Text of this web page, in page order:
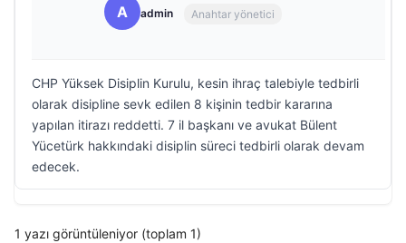
A admin Anahtar yönetici
CHP Yüksek Disiplin Kurulu, kesin ihraç talebiyle tedbirli
olarak disipline sevk edilen 8 kişinin tedbir kararına
yapılan itirazı reddetti. 7 il başkanı ve avukat Bülent
Yücetürk hakkındaki disiplin süreci tedbirli olarak devam
edecek.
1 yazı görüntüleniyor (toplam 1)